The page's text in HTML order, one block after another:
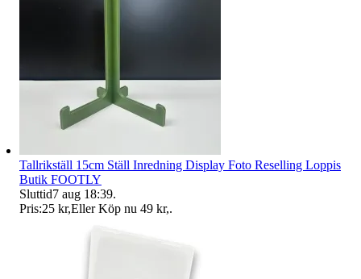
Tallrikställ 15cm Ställ Inredning Display Foto Reselling Loppis
Butik FOOTLY
Sluttid7 aug 18:39.
Pris:25 kr,Eller Köp nu 49 kr,.